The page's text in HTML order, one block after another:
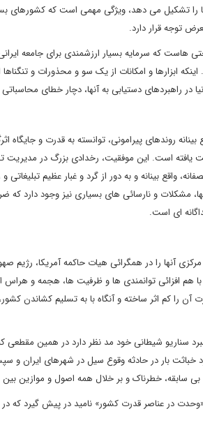
را تشکیل می دهد، ویژگی مهمی است که کشورهای
توجه قرار دارد.
هاست که سرمایه بسیار ارزشمندی برای جامعه
ابزارها و امکانات از یک سو و محذورات و تنگناها
در راهبردهای دستیابی به آنها، دچار خطای
روندهای پیرامونی، توانسته به قدرت و جایگاه
یافته است. این موفقیت، رخدادی بزرگ در
واقع بینانه و به دور از گرد و غبار عظیم
مشکلات و نارسائی های بسیاری نیز وجود دارد که
ای است.
آنها را در همگرائی هیات حاکمه آمریکا، رژیم
هم افزائی توانمندی ها و ظرفیت ها، هجمه و هراس
را کم اثر ساخته و آنگاه با به تسلیم کشاندن
سناریو شیطانی خود مد نظر دارد در همین مقطعی
بار در حادثه وقوع سیل در شهرهای ایران و
سابقه، خطرناک و بر خلال همه اصول و موازین
در عناصر قدرت کشور» نامید در پیش گیرد که